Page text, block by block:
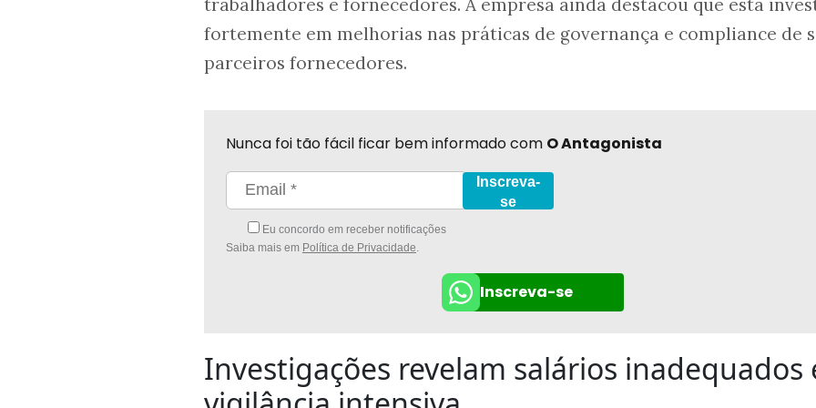
para o empresário
Plano de governo é a vice presidência de Flávio
Ronaldo Caiado, do PSD, fala sobre o sucesso
plano de segurança pública
Wilsinho Pedroso fala sobre a pesquisa eleitoral
Tallis Gomes da sua impressão sobre a
Renan Santos, candidato à presidência da